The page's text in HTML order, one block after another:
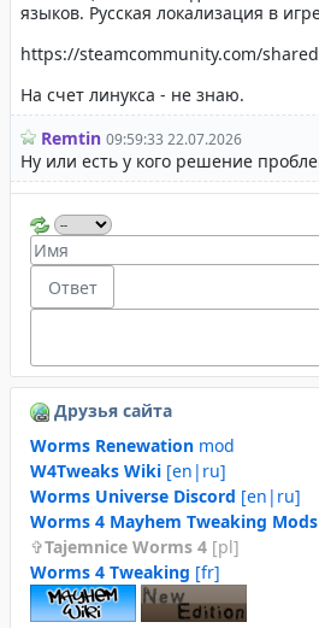
Друзья сайта
Worms Renewation mod
W4Tweaks Wiki [en|ru]
Worms Universe Discord [en|ru]
Worms 4 Mayhem Tweaking Mods
Tajemnice Worms 4 [pl]
Worms 4 Tweaking [fr]